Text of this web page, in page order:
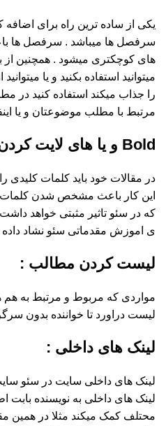
یکی از ساده ترین راه برای
سرفصل ها میباشد . سرفصل ها
های کوچکتری میشود . همچنین از
میتوانید استفاده بکنید و یا
را جذاب میکند استفاده کنید در
مرتبط با مطلب موضوعتان و یا
Bold و یا های لایت کردن کلمات کلیدی :
در مقالات خود باید کلمات کلیدی
این کار باعث مشخص شدن کلمات
که در سئو تاثیر مثبتی خواهد
ی اموزش مقدماتی سئو نشاد
لیست کردن مطالب :
مواردی که مربوط و مرتبط به
لیست دراورد تا خواننده بدون
لینک های داخلی :
لینک های داخلی سایت در سئو
لینک های داخلی به نویسنده
محتلف کمک میکند مثلا در همین